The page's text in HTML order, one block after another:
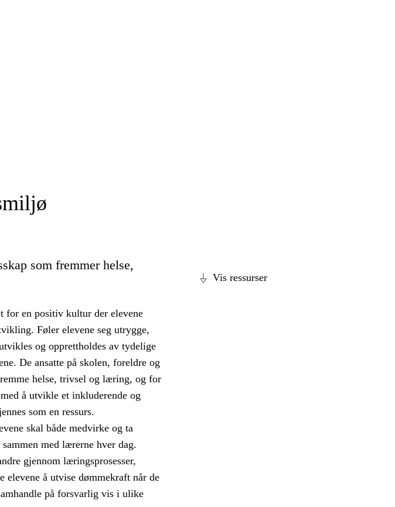
Vis ressurser
som fremmer helse,
for en positiv kultur der elevene
Føler elevene seg utrygge,
og opprettholdes av tydelige
De ansatte på skolen, foreldre og
helse, trivsel og læring, og for
å utvikle et inkluderende og
som en ressurs.
skal både medvirke og ta
med lærerne hver dag.
gjennom læringsprosesser,
å utvise dømmekraft når de
på forsvarlig vis i ulike